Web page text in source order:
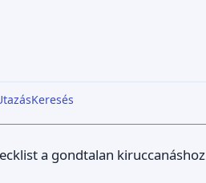
Keresés
a gondtalan kiruccanáshoz